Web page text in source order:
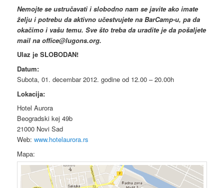
Nemojte se ustručavati i slobodno nam se javite ako imate
želju i potrebu da aktivno učestvujete na BarCamp-u, pa da
okačimo i vašu temu. Sve što treba da uradite je da pošaljete
mail na office@lugons.org.
Ulaz je SLOBODAN!
Datum:
Subota, 01. decembar 2012. godine od 12.00 – 20.00h
Lokacija:
Hotel Aurora
Beogradski kej 49b
21000 Novi Sad
Web:www.hotelaurora.rs
Mapa: